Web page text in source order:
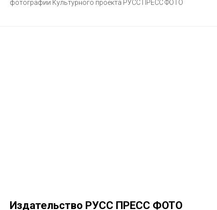
фотографии Культурного проекта РУСС ПРЕСС ФОТО
Издательство РУСС ПРЕСС ФОТО